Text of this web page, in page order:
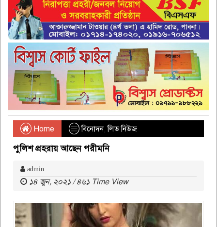
Home বিনোদন,লিড নিউজ
পুলিশ প্রহরায় আছেন পরীমনি
admin
১৪ জুন, ২০২১ / ৪৬১ Time View